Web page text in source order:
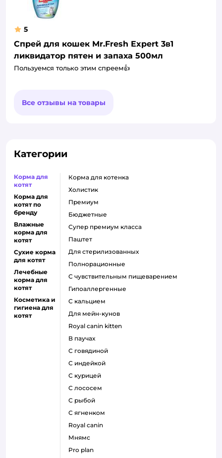
5
Спрей для кошек Mr.Fresh Expert 3в1
ликвидатор пятен и запаха 500мл
Пользуемся только этим спреем👍
Все отзывы на товары
Категории
Корма для
котят
Корма для
котят по
бренду
Влажные
корма для
котят
Сухие корма
для котят
Лечебные
корма для
котят
Косметика и
гигиена для
котят
корма для котенка
холистик
премиум
бюджетные
супер премиум класса
паштет
для стерилизованных
полнорационные
с чувствительным пищеварением
гипоаллергенные
с кальцием
для мейн-кунов
royal canin kitten
в паучах
с говядиной
с индейкой
с курицей
с лососем
с рыбой
с ягненком
royal canin
мнямс
pro plan